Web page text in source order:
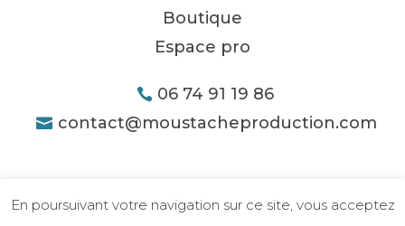
Boutique
Espace pro
06 74 91 19 86
contact@moustacheproduction.com
En poursuivant votre navigation sur ce site, vous acceptez